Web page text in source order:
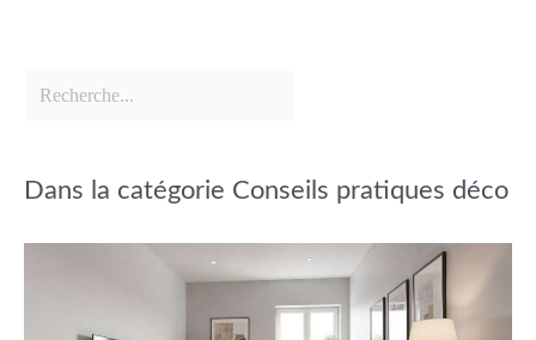
Dans la catégorie Conseils pratiques déco